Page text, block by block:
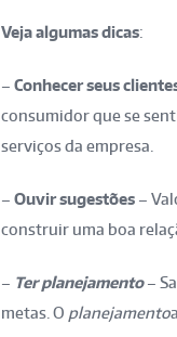
Veja algumas dicas:
– Conhecer seus
consumidor que se
serviços da empresa.
– Ouvir sugestões –
construir uma boa
– Ter planejamento –
metas. O planejamento